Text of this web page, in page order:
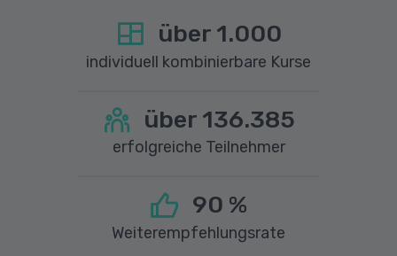
über 1.000
individuell kombinierbare Kurse
über 136.385
erfolgreiche Teilnehmer
90 %
Weiterempfehlungsrate